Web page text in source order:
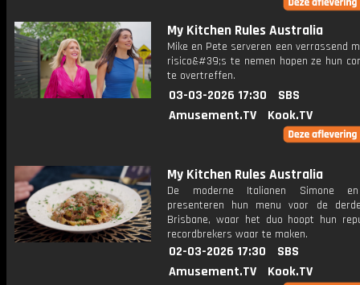
My Kitchen Rules Australia
Mike en Pete serveren een verrassend
risico&#39;s te nemen hopen ze hun
te overtreffen.
03-03-2026 17:30
SBS
Amusement.TV
Kook.TV
My Kitchen Rules Australia
De moderne Italianen Simone
presenteren hun menu voor de
Brisbane, waar het duo hoopt hun
recordbrekers waar te maken.
02-03-2026 17:30
SBS
Amusement.TV
Kook.TV